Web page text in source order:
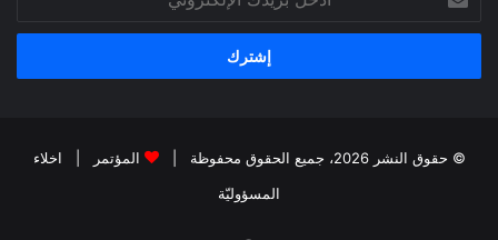
بريدك
الإلكتروني
© حقوق النشر 2026، جميع الحقوق محفوظة | المؤتمر
اخلاء
المسؤوليّة